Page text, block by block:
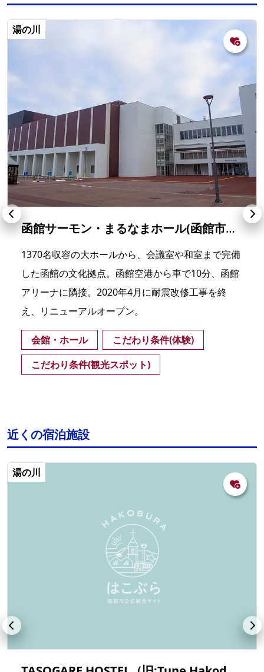
湯の川
函館サーモン・まるなまホール(函館市民会館)
1370名収容の大ホールから、会議室や和室まで完備
した函館の文化拠点。函館空港から車で10分、函館
アリーナに隣接。2020年4月に耐震改修工事を終
え、リニューアルオープン。
会館・ホール
こだわり条件(体験)
こだわり条件(観光スポット)
近くの宿泊施設
湯の川